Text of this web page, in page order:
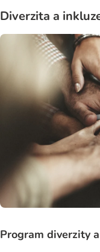
Diverzita a
Program diverzity